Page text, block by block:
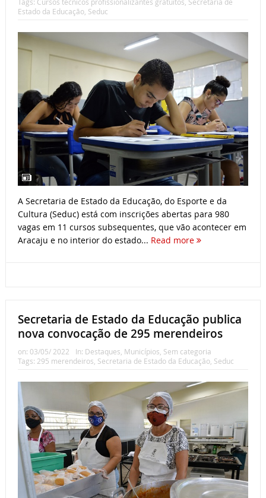
Estado da Educação, Seduc
A Secretaria de Estado da Educação, do Esporte e da
Cultura (Seduc) está com inscrições abertas para 980
vagas em 11 cursos subsequentes, que vão acontecer em
Aracaju e no interior do estado... Read more
Secretaria de Estado da Educação publica
nova convocação de 295 merendeiros
on: 03/05/ 2022 In: Destaques Municípios Sem categoria
Tags: 295 merendeiros Secretaria de Estado da Educação, Seduc